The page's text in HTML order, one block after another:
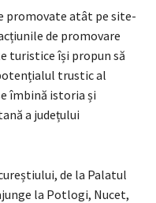
promovate atât pe site-
de promovare
turistice își propun să
trustic al
îmbină istoria și
a județului
de la Palatul
la Potlogi, Nucet,